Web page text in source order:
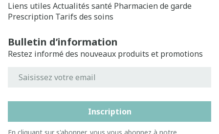
Liens utiles Actualités santé Pharmacien de garde
Prescription Tarifs des soins
Bulletin d’information
Restez informé des nouveaux produits et promotions
Inscription